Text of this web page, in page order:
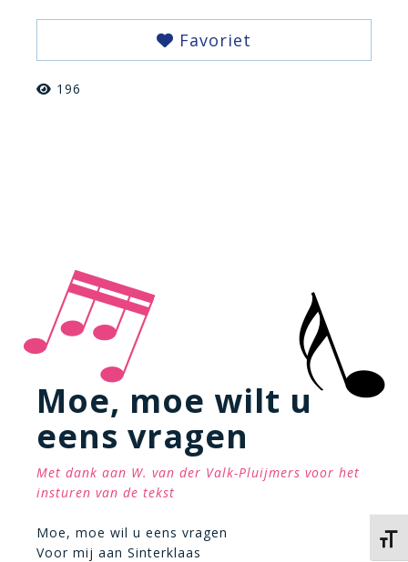
Favoriet
196
Moe, moe wilt u
eens vragen
Met dank aan W. van der Valk-Pluijmers voor het
insturen van de tekst
Moe, moe wil u eens vragen
Voor mij aan Sinterklaas